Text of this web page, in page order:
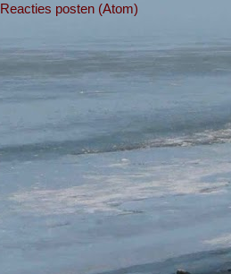
Reacties posten (Atom)